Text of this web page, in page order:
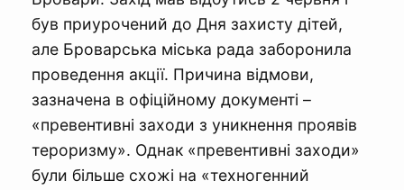
був приурочений до Дня захисту дітей,
але Броварська міська рада заборонила
проведення акції. Причина відмови,
зазначена в офіційному документі –
«превентивні заходи з уникнення проявів
тероризму». Однак «превентивні заходи»
були більше схожі на «техногенний